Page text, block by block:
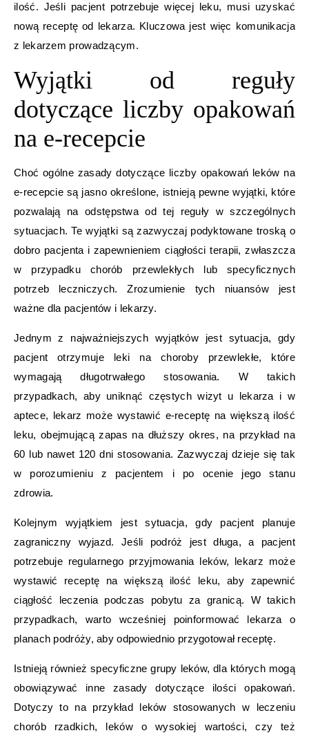
ilość. Jeśli pacjent potrzebuje więcej leku, musi uzyskać
nową receptę od lekarza. Kluczowa jest więc komunikacja
z lekarzem prowadzącym.
Wyjątki od reguły
dotyczące liczby opakowań
na e-recepcie
Choć ogólne zasady dotyczące liczby opakowań leków na
e-recepcie są jasno określone, istnieją pewne wyjątki, które
pozwalają na odstępstwa od tej reguły w szczególnych
sytuacjach. Te wyjątki są zazwyczaj podyktowane troską o
dobro pacjenta i zapewnieniem ciągłości terapii, zwłaszcza
w przypadku chorób przewlekłych lub specyficznych
potrzeb leczniczych. Zrozumienie tych niuansów jest
ważne dla pacjentów i lekarzy.
Jednym z najważniejszych wyjątków jest sytuacja, gdy
pacjent otrzymuje leki na choroby przewlekłe, które
wymagają długotrwałego stosowania. W takich
przypadkach, aby uniknąć częstych wizyt u lekarza i w
aptece, lekarz może wystawić e-receptę na większą ilość
leku, obejmującą zapas na dłuższy okres, na przykład na
60 lub nawet 120 dni stosowania. Zazwyczaj dzieje się tak
w porozumieniu z pacjentem i po ocenie jego stanu
zdrowia.
Kolejnym wyjątkiem jest sytuacja, gdy pacjent planuje
zagraniczny wyjazd. Jeśli podróż jest długa, a pacjent
potrzebuje regularnego przyjmowania leków, lekarz może
wystawić receptę na większą ilość leku, aby zapewnić
ciągłość leczenia podczas pobytu za granicą. W takich
przypadkach, warto wcześniej poinformować lekarza o
planach podróży, aby odpowiednio przygotował receptę.
Istnieją również specyficzne grupy leków, dla których mogą
obowiązywać inne zasady dotyczące ilości opakowań.
Dotyczy to na przykład leków stosowanych w leczeniu
chorób rzadkich, leków o wysokiej wartości, czy też